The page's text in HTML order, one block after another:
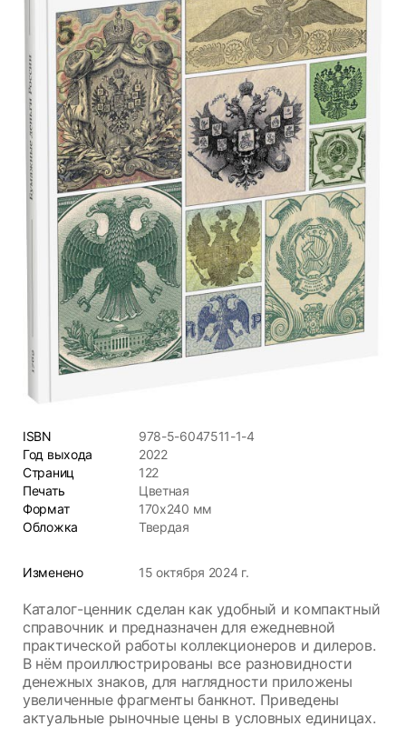
ISBN
978-5-6047511-1-4
Год выхода
2022
Страниц
122
Печать
Цветная
Формат
170х240 мм
Обложка
Твердая
Изменено 15 октября 2024 г.
Каталог-ценник сделан как удобный и компактный
справочник и предназначен для ежедневной
практической работы коллекционеров и дилеров.
В нём проиллюстрированы все разновидности
денежных знаков, для наглядности приложены
увеличенные фрагменты банкнот. Приведены
актуальные рыночные цены в условных единицах.